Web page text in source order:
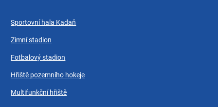
Sportovní hala Kadaň
Zimní stadion
Fotbalový stadion
Hřiště pozemního hokeje
Multifunkční hřiště